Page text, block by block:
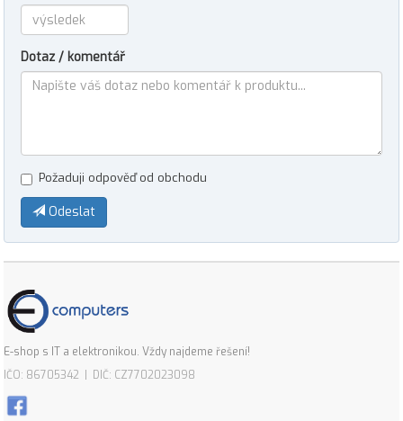
Dotaz / komentář
Požaduji odpověď od obchodu
Odeslat
E-shop s IT a elektronikou. Vždy najdeme řešení!
IČO: 86705342 | DIČ: CZ7702023098